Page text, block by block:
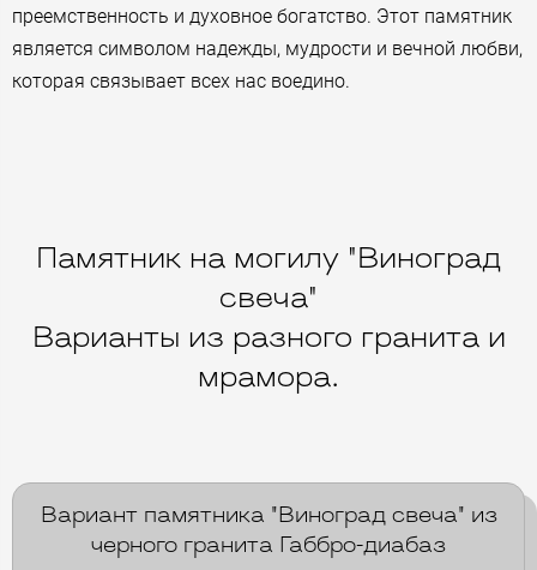
преемственность и духовное богатство. Этот памятник
является символом надежды, мудрости и вечной любви,
которая связывает всех нас воедино.
Памятник на могилу "Виноград
свеча"
Варианты из разного гранита и
мрамора.
Вариант памятника "Виноград свеча" из
черного гранита Габбро-диабаз